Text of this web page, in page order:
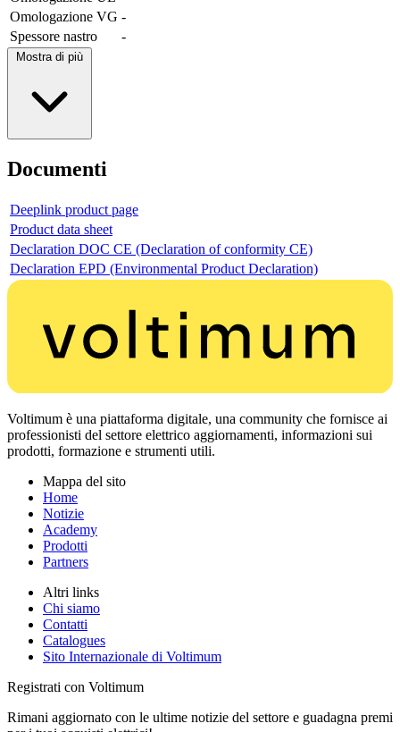
Omologazione VG -
Spessore nastro
-
Mostra di più
Documenti
Deeplink product page
Product data sheet
Declaration DOC CE (Declaration of conformity CE)
Declaration EPD (Environmental Product Declaration)
Voltimum è una piattaforma digitale, una community che fornisce ai
professionisti del settore elettrico aggiornamenti, informazioni sui
prodotti, formazione e strumenti utili.
Mappa del sito
Home
Notizie
Academy
Prodotti
Partners
Altri links
Chi siamo
Contatti
Catalogues
Sito Internazionale di Voltimum
Registrati con Voltimum
Rimani aggiornato con le ultime notizie del settore e guadagna premi